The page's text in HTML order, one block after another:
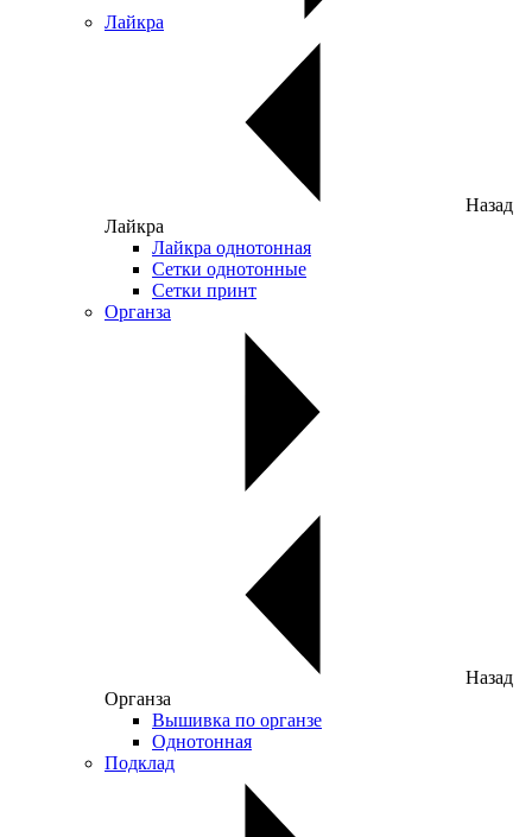
Лайкра
Назад
Лайкра
Лайкра однотонная
Сетки однотонные
Сетки принт
Органза
Назад
Органза
Вышивка по органзе
Однотонная
Подклад